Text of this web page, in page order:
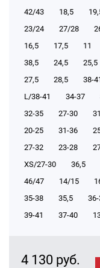
42/43
18,5
23/24
27/28
16,5
17,5 11
38,5
24,5 25,5
27,5
28,5 38-
L/38-41
34-37
32-35
27-30
20-25
31-36
27-32
23-28
XS/27-30
36,5
46/47
14/15
35-38
35,5
39-41
37-40
4 130 руб.